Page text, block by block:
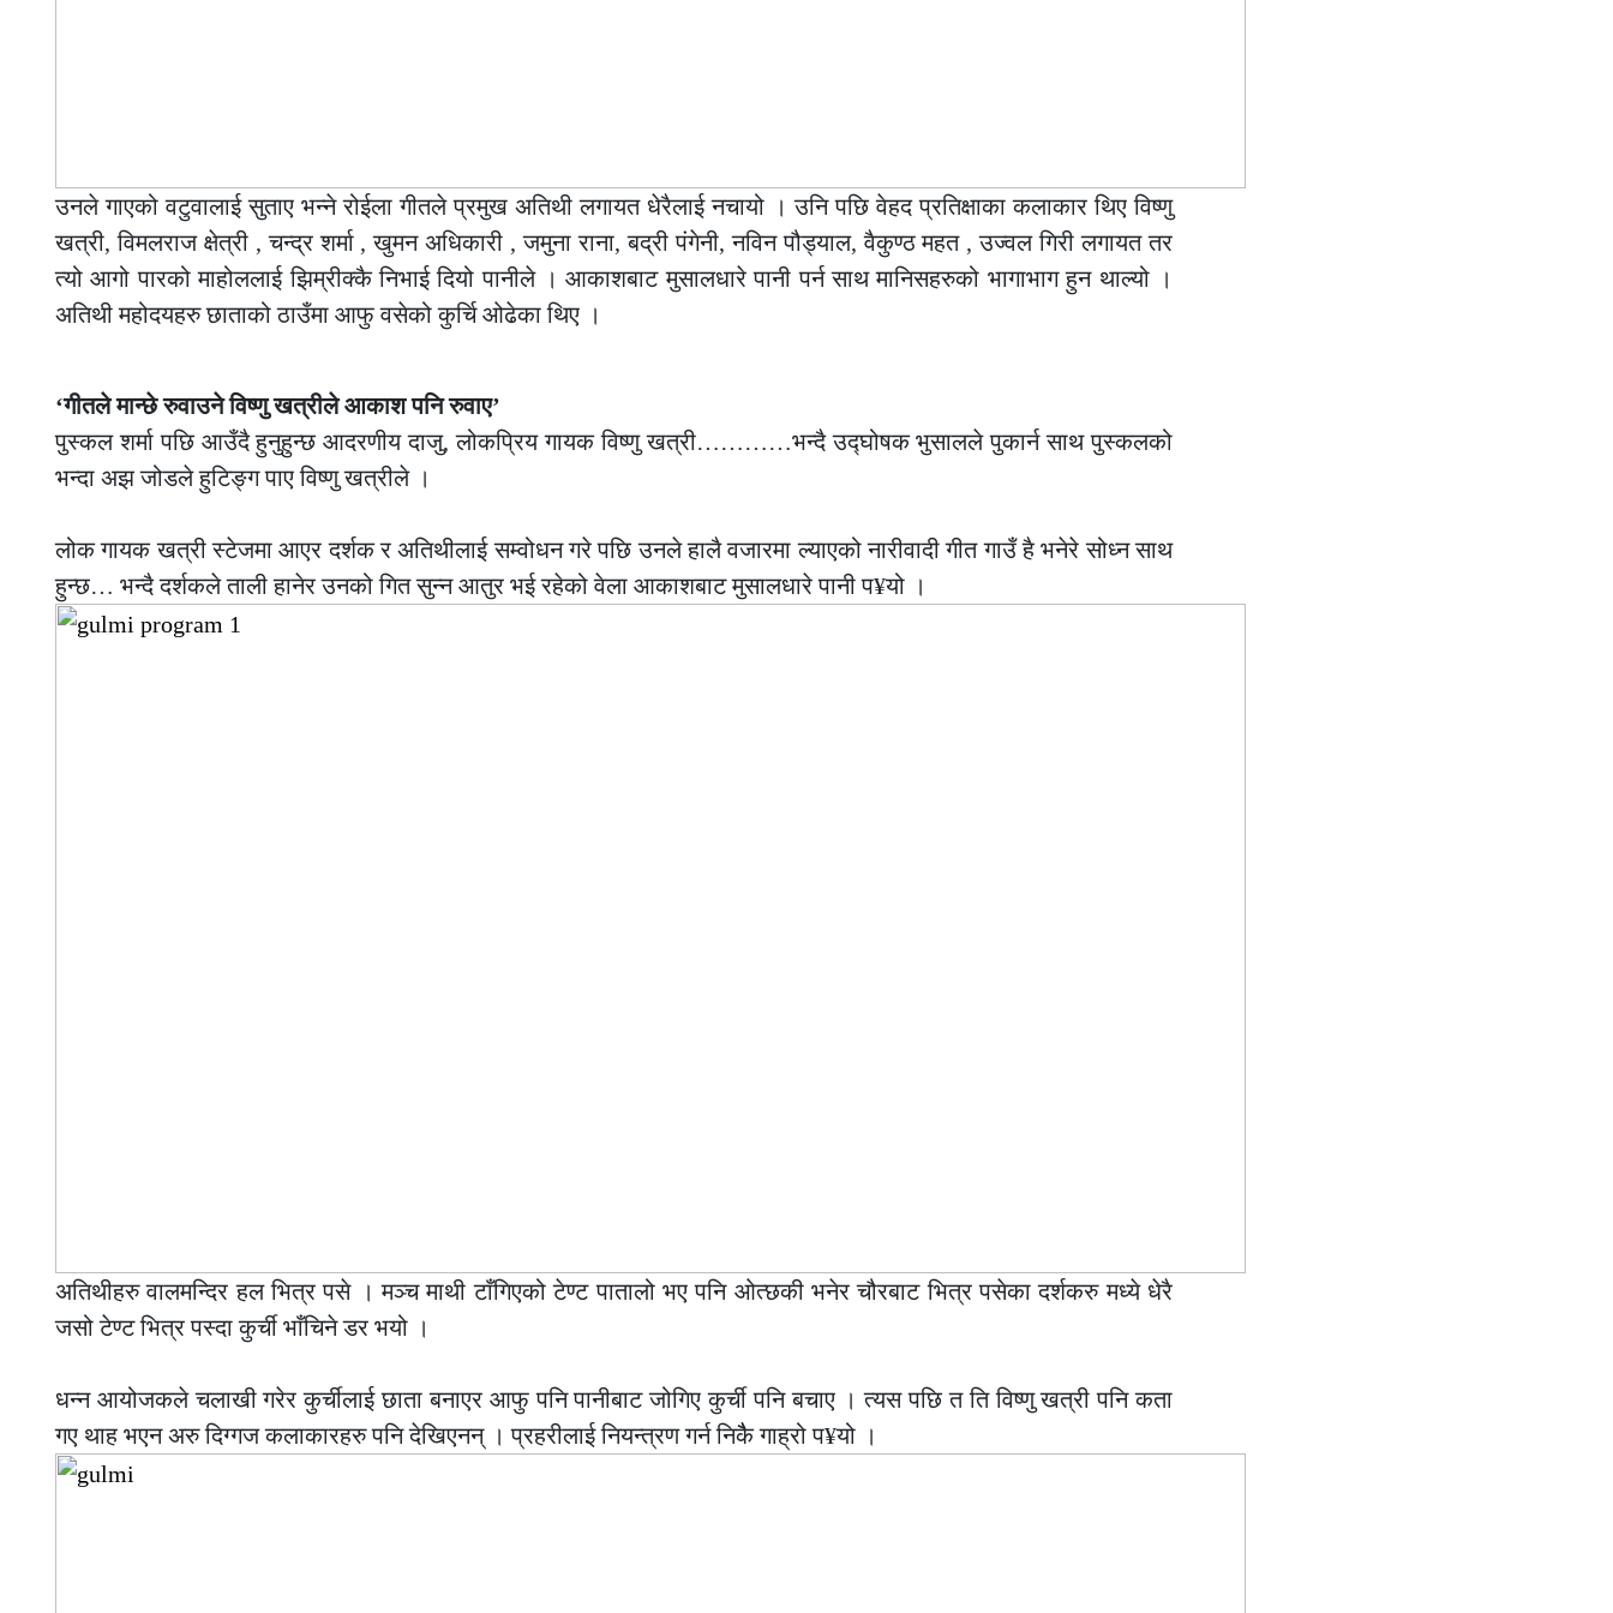
उनले गाएको वटुवालाई सुताए भन्ने रोईला गीतले प्रमुख अतिथी लगायत धेरैलाई नचायो । उनि पछि वेहद प्रतिक्षाका कलाकार थिए विष्णु
खत्री, विमलराज क्षेत्री , चन्द्र शर्मा , खुमन अधिकारी , जमुना राना, बद्री पंगेनी, नविन पौड्याल, वैकुण्ठ महत , उज्वल गिरी लगायत तर
त्यो आगो पारको माहोललाई झिम्रीक्कै निभाई दियो पानीले । आकाशबाट मुसालधारे पानी पर्न साथ मानिसहरुको भागाभाग हुन थाल्यो ।
अतिथी महोदयहरु छाताको ठाउँमा आफु वसेको कुर्चि ओढेका थिए ।
‘गीतले मान्छे रुवाउने विष्णु खत्रीले आकाश पनि रुवाए’
पुस्कल शर्मा पछि आउँदै हुनुहुन्छ आदरणीय दाजु, लोकप्रिय गायक विष्णु खत्री…………भन्दै उद्घोषक भुसालले पुकार्न साथ पुस्कलको
भन्दा अझ जोडले हुटिङ्ग पाए विष्णु खत्रीले ।
लोक गायक खत्री स्टेजमा आएर दर्शक र अतिथीलाई सम्वोधन गरे पछि उनले हालै वजारमा ल्याएको नारीवादी गीत गाउँ है भनेरे सोध्न साथ
हुन्छ… भन्दै दर्शकले ताली हानेर उनको गित सुन्न आतुर भई रहेको वेला आकाशबाट मुसालधारे पानी प¥यो ।
अतिथीहरु वालमन्दिर हल भित्र पसे । मञ्च माथी टाँगिएको टेण्ट पातालो भए पनि ओत्छकी भनेर चौरबाट भित्र पसेका दर्शकरु मध्ये धेरै
जसो टेण्ट भित्र पस्दा कुर्ची भाँचिने डर भयो ।
धन्न आयोजकले चलाखी गरेर कुर्चीलाई छाता बनाएर आफु पनि पानीबाट जोगिए कुर्ची पनि बचाए । त्यस पछि त ति विष्णु खत्री पनि कता
गए थाह भएन अरु दिग्गज कलाकारहरु पनि देखिएनन् । प्रहरीलाई नियन्त्रण गर्न निकैै गाह्रो प¥यो ।